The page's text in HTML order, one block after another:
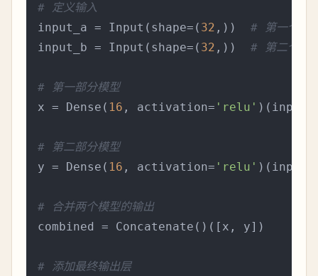
# 定义输入
input_a = Input(shape=( 32 ,)) # 第一个输
input_b = Input(shape=( 32 ,)) # 第二个输
# 第一部分模型
x = Dense( 16 , activation= 'relu'
# 第二部分模型
y = Dense( 16 , activation= 'relu'
# 合并两个模型的输出
combined = Concatenate()([x, y])
# 添加最终输出层